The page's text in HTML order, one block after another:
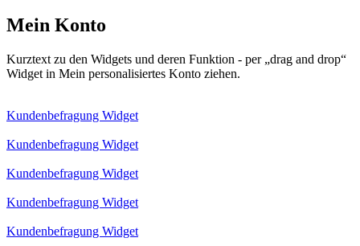
Mein Konto
Kurztext zu den Widgets und deren Funktion - per „drag and drop“
Widget in Mein personalisiertes Konto ziehen.
Kundenbefragung Widget
Kundenbefragung Widget
Kundenbefragung Widget
Kundenbefragung Widget
Kundenbefragung Widget